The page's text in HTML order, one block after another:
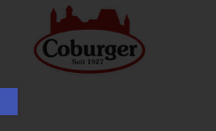
Werkzeugleiste öffnen